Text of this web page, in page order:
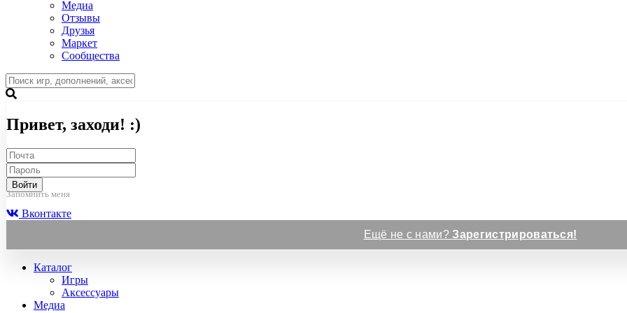
Медиа
Отзывы
Друзья
Маркет
Сообщества
Привет, заходи! :)
Войти
Запомнить меня
Вконтакте
Ещё не с нами?Зарегистрироваться!
Каталог
Игры
Аксессуары
Медиа